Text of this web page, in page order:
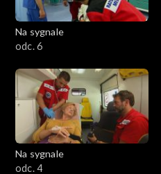
Na sygnale
odc. 6
Na sygnale
odc. 4